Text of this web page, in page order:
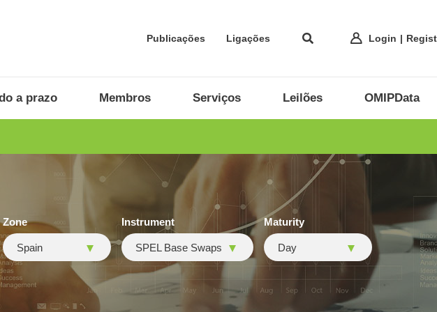
Publicações Ligações Login
a prazo Membros Serviços Leilões OMIPData
Zone
Spain
Instrument
SPEL Base Swaps
Maturity
Day